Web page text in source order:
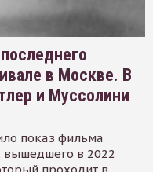
в Москве. В
и Муссолини
показ фильма
вышедшего в 2022